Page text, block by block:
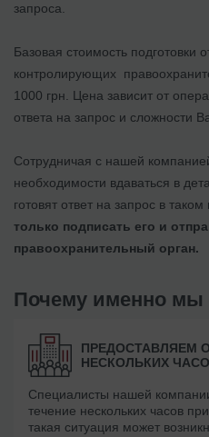
запроса.
Базовая стоимость подготовки
контролирующих
1000 грн. Цена зависит от
ответа на запрос и сложности
Сотрудничая с нашей
необходимости вдаваться в
готовят ответ на запрос в таком
только подписать его и
правоохранительный орган.
Почему именно мы
ПРЕДОСТАВЛЯЕМ
НЕСКОЛЬКИХ
Специалисты нашей
течение нескольких часов
такая ситуация может